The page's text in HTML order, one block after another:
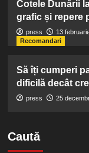
Cotele Dunării
grafic și repere
press
13
Recomandari
Să îți cumperi
dificilă decât
press 25
Caută